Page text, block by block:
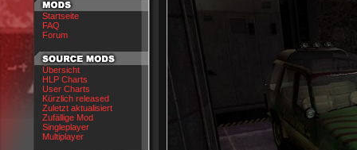
Startseite
FAQ
Forum
Übersicht
HLP Charts
User Charts
Kürzlich released
Zuletzt aktualisiert
Zufällige Mod
Singleplayer
Multiplayer